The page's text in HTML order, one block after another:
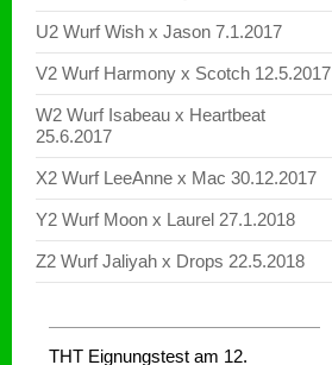
U2 Wurf Wish x Jason 7.1.2017
V2 Wurf Harmony x Scotch 12.5.2017
W2 Wurf Isabeau x Heartbeat
25.6.2017
X2 Wurf LeeAnne x Mac 30.12.2017
Y2 Wurf Moon x Laurel 27.1.2018
Z2 Wurf Jaliyah x Drops 22.5.2018
THT Eignungstest am 12.